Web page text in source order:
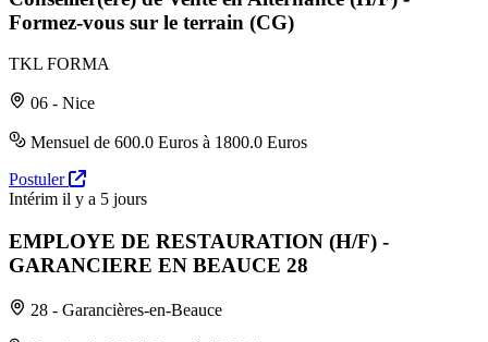
Formez-vous sur le terrain (CG)
TKL FORMA
06 - Nice
Mensuel de 600.0 Euros à 1800.0 Euros
Postuler
Intérim il y a 5 jours
EMPLOYE DE RESTAURATION (H/F) -
GARANCIERE EN BEAUCE 28
28 - Garancières-en-Beauce